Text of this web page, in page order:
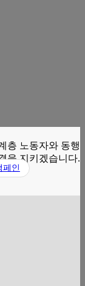
층 노동자와 동행
을 지키겠습니다.
페인